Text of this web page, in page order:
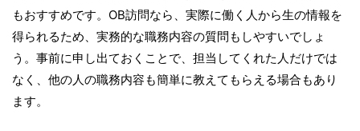
もおすすめです。OB訪問なら、実際に働く人から生の情報を
得られるため、実務的な職務内容の質問もしやすいでしょ
う。事前に申し出ておくことで、担当してくれた人だけでは
なく、他の人の職務内容も簡単に教えてもらえる場合もあり
ます。